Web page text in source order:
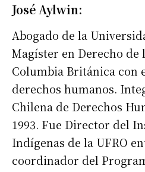
José Aylwin:
Abogado de la
Magíster en Derecho de
Columbia Británica con
derechos humanos.
Chilena de Derechos
1993. Fue Director del
Indígenas de la UFRO
coordinador del